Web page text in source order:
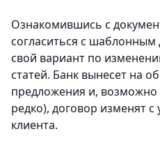
Ознакомившись с
согласиться с
свой вариант по
статей. Банк вынесет на
предложения и, возможно
редко), договор изменят
клиента.